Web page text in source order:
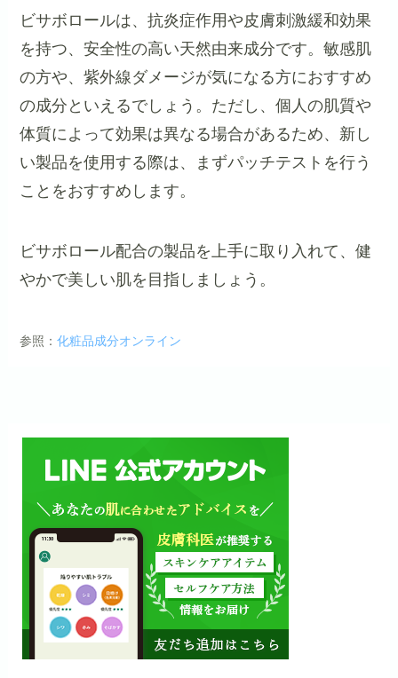
ビサボロールは、抗炎症作用や皮膚刺激緩和効果
を持つ、安全性の高い天然由来成分です。敏感肌
の方や、紫外線ダメージが気になる方におすすめ
の成分といえるでしょう。ただし、個人の肌質や
体質によって効果は異なる場合があるため、新し
い製品を使用する際は、まずパッチテストを行う
ことをおすすめします。
ビサボロール配合の製品を上手に取り入れて、健
やかで美しい肌を目指しましょう。
参照：化粧品成分オンライン